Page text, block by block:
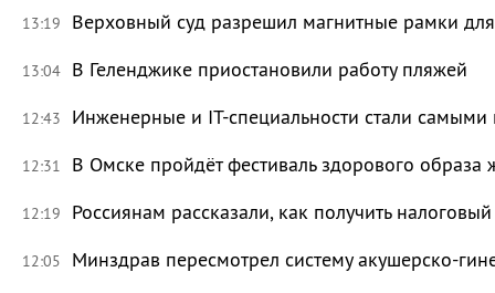
13:19 Верховный суд разрешил магнитные рамки
13:04 В Геленджике приостановили работу пляжей
12:43 Инженерные и IT-специальности стали
12:31 В Омске пройдёт фестиваль здорового
12:19 Россиянам рассказали, как получить
12:05 Минздрав пересмотрел систему акушерско-